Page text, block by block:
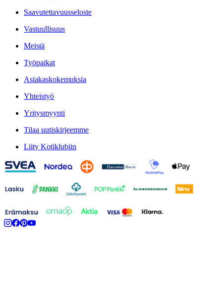
Saavutettavuusseloste
Vastuullisuus
Meistä
Työpaikat
Asiakaskokemuksia
Yhteistyö
Yritysmyynti
Tilaa uutiskirjeemme
Liity Kotiklubiin